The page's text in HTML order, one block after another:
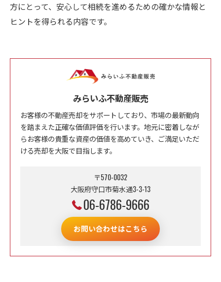
方にとって、安心して相続を進めるための確かな情報と
ヒントを得られる内容です。
みらいふ不動産販売
お客様の不動産売却をサポートしており、市場の最新動向
を踏まえた正確な価値評価を行います。地元に密着しなが
らお客様の貴重な資産の価値を高めていき、ご満足いただ
ける売却を大阪で目指します。
〒570-0032
大阪府守口市菊水通3-3-13
06-6786-9666
お問い合わせはこちら